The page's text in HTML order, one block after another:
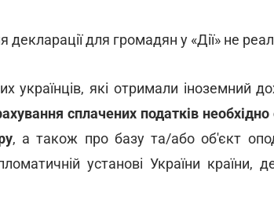
декларації для громадян у «Дії» не
українців, які отримали іноземний
сплачених податків
, а також про базу та/або об'єкт
установі України країни,